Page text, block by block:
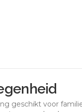
geschikt voor